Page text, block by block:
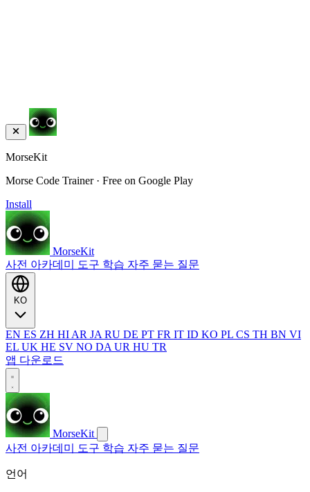
MorseKit
Morse Code Trainer · Free on Google Play
Install
MorseKit
사전 아카데미 도구 학습 자주 묻는 질문
EN ES ZH HI AR JA RU DE PT FR IT ID KO PL CS TH BN VI
EL UK HE SV NO DA UR HU TR
앱 다운로드
MorseKit
사전 아카데미 도구 학습 자주 묻는 질문
언어